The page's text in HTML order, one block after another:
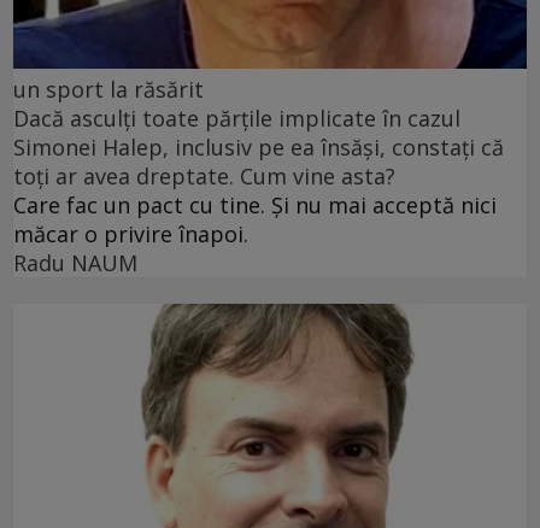
un sport la răsărit
Dacă asculți toate părțile implicate în cazul
Simonei Halep, inclusiv pe ea însăși, constați că
toți ar avea dreptate. Cum vine asta?
Care fac un pact cu tine. Și nu mai acceptă nici
măcar o privire înapoi.
Radu NAUM